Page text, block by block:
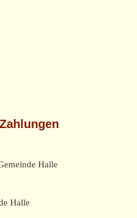
Halle
Halle